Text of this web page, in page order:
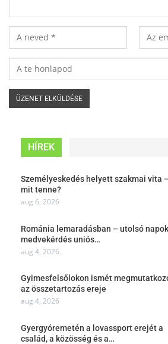
HÍREK
Személyeskedés helyett szakmai vita
mit tenne?
aug 6, 2026
Románia lemaradásban – utolsó
medvekérdés uniós…
aug 4, 2026
Gyimesfelsőlokon ismét
az összetartozás ereje
aug 4, 2026
Gyergyóremetén a lovassport erejét a
család, a közösség és a…